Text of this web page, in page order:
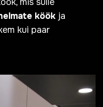
köök ja
kui paar